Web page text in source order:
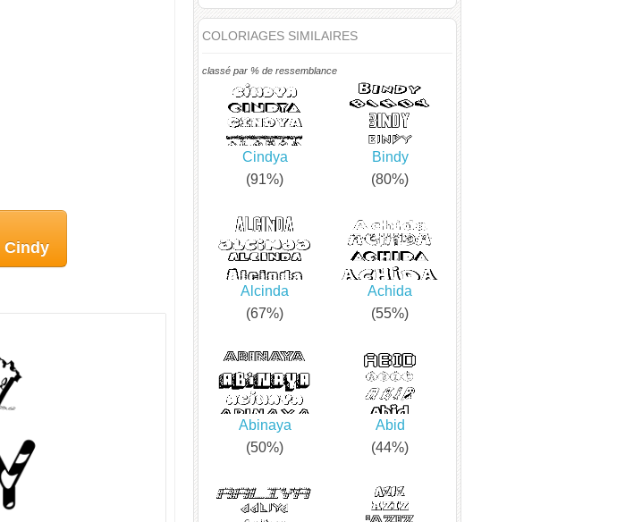
Cindy
COLORIAGES SIMILAIRES
classé par % de ressemblance
Cindya
(91%)
Bindy
(80%)
Alcinda
(67%)
Achida
(55%)
Abinaya
(50%)
Abid
(44%)